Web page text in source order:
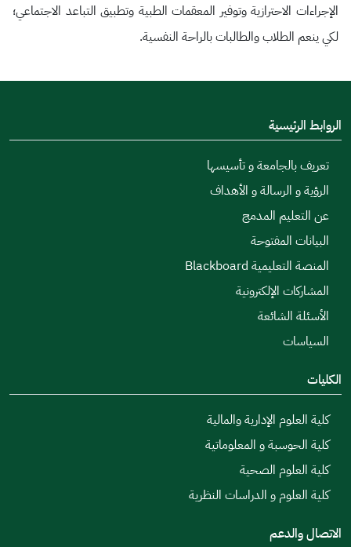
الإجراءات الاحترازية وتوفير المعقمات الطبية وتطبيق التباعد الاجتماعي؛
لكي ينعم الطلاب والطالبات بالراحة النفسية.
الروابط الرئيسية
تعريف بالجامعة و تأسيسها
الرؤية و الرسالة و الأهداف
عن التعليم المدمج
البيانات المفتوحة
المنصة التعليمية Blackboard
المشاركات الإلكترونية
الأسئلة الشائعة
السياسات
الكليات
كلية العلوم الإدارية والمالية
كلية الحوسبة و المعلوماتية
كلية العلوم الصحية
كلية العلوم و الدراسات النظرية
الاتصال والدعم